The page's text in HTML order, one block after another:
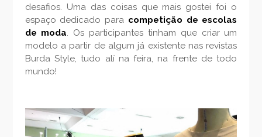
desafios. Uma das coisas que mais gostei foi o
espaço dedicado para competição de escolas
de moda. Os participantes tinham que criar um
modelo a partir de algum já existente nas revistas
Burda Style, tudo alí na feira, na frente de todo
mundo!